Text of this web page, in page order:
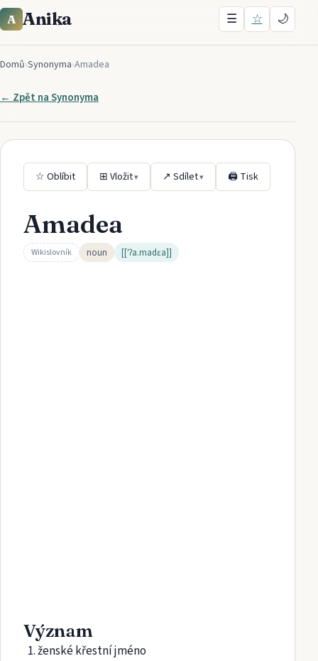
A Anika ☰ ☆ 🌙
Domů›Synonyma›Amadea
← Zpět naSynonyma
☆ Oblíbit ⊞ Vložit▾ ↗ Sdílet▾ 🖨 Tisk
Amadea
Wikislovník noun [[ˈʔa.madɛa]]
Význam
ženské křestní jméno